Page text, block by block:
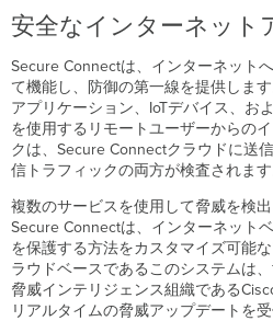
ト
相
接
続
事
前
導
入
チ
ェ
ッ
ク
リ
ス
安全なインターネット
Secure Connectは、インターネット
て機能し、防御の第一線を提供しま
アプリケーション、IoTデバイス、お
を使用するリモートユーザーからの
クは、Secure Connectクラウドに送
信トラフィックの両方が検査されます
複数のサービスを使用して脅威を検
Secure Connectは、インターネット
を保護する方法をカスタマイズ可能
ラウドベースであるこのシステムは
脅威インテリジェンス組織である
リアルタイムの脅威アップデートを受